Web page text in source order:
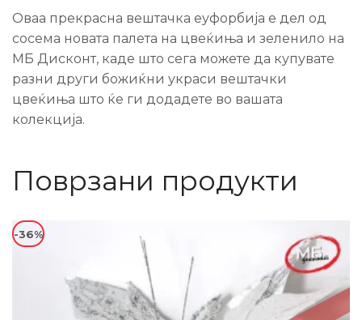
Оваа прекрасна вештачка еуфорбија е дел од
сосема новата палета на цвеќиња и зеленило на
МБ Дисконт, каде што сега можете да купувате
разни други божиќни украси вештачки
цвеќиња што ќе ги додадете во вашата
колекција.
Поврзани продукти
-36%